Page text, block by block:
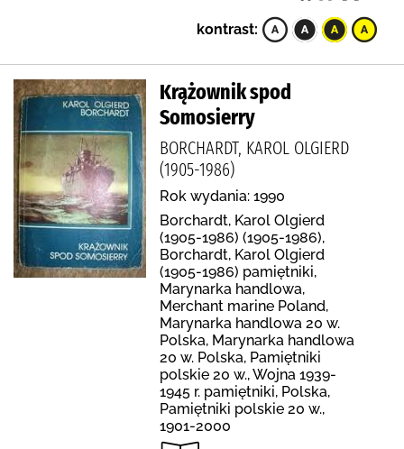
kontrast:
Krążownik spod
Somosierry
BORCHARDT, KAROL OLGIERD
(1905-1986)
Rok wydania: 1990
Borchardt, Karol Olgierd
(1905-1986) (1905-1986),
Borchardt, Karol Olgierd
(1905-1986) pamiętniki,
Marynarka handlowa,
Merchant marine Poland,
Marynarka handlowa 20 w.
Polska, Marynarka handlowa
20 w. Polska, Pamiętniki
polskie 20 w., Wojna 1939-
1945 r. pamiętniki, Polska,
Pamiętniki polskie 20 w.,
1901-2000